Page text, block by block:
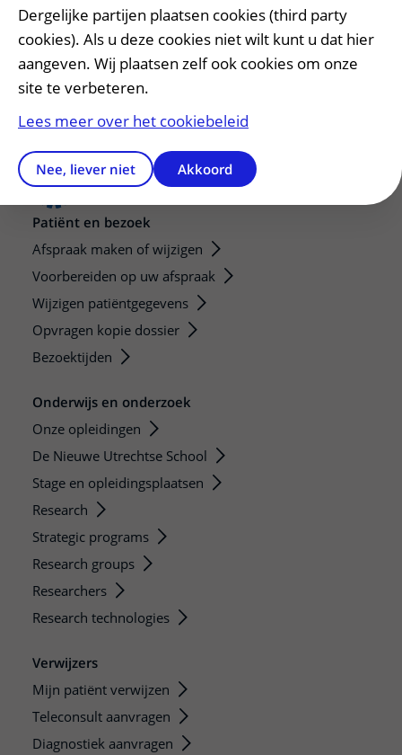
Lees meer over SMA op umcutrecht.nl
Vragen, opmerkingen of tips voor de redactie?
Patiënt en bezoek
Afspraak maken of wijzigen
Voorbereiden op uw afspraak
Wijzigen patiëntgegevens
Opvragen kopie dossier
Bezoektijden
Onderwijs en onderzoek
Onze opleidingen
De Nieuwe Utrechtse School
Stage en opleidingsplaatsen
Research
Strategic programs
Research groups
Researchers
Research technologies
Verwijzers
Mijn patiënt verwijzen
Teleconsult aanvragen
Diagnostiek aanvragen
Dergelijke partijen plaatsen cookies (third party
cookies). Als u deze cookies niet wilt kunt u dat hier
aangeven. Wij plaatsen zelf ook cookies om onze
site te verbeteren.
Lees meer over het cookiebeleid
Nee, liever niet Akkoord